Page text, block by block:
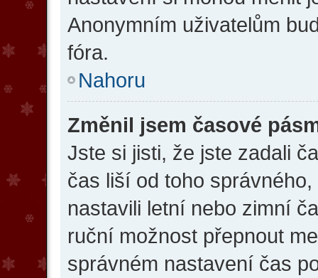
Anonymním uživatelům
fóra.
Nahoru
Změnil jsem časové
Jste si jisti, že jste zadali
čas liší od toho
nastavili letní nebo zimní
ruční možnost přepnout
správném nastavení čas